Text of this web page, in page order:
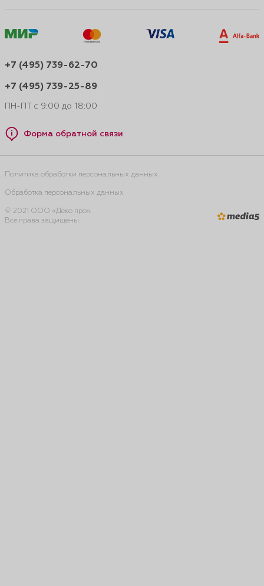
+7 (495) 739-62-70
+7 (495) 739-25-89
ПН-ПТ с 9:00 до 18:00
Форма обратной связи
Политика обработки персональных данных
Обработка персональных данных
© 2021 ООО «Деко про».
Все права защищены.